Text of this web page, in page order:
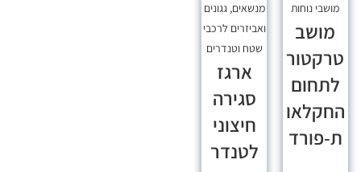
מושבי נוחות
מושב
טרקטור
לתחום
החקלאו
ת-פורד
מנשאים, גגונים
ואביזרים לרכבי
שטח וטנדרים
ארגז
סגירה
חיצוני
לטנדר